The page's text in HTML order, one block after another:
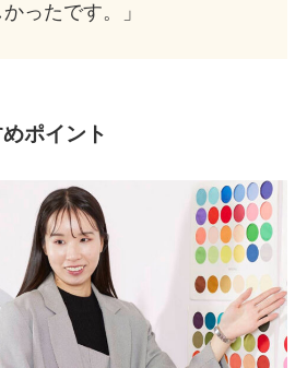
ったです。」
ポイント